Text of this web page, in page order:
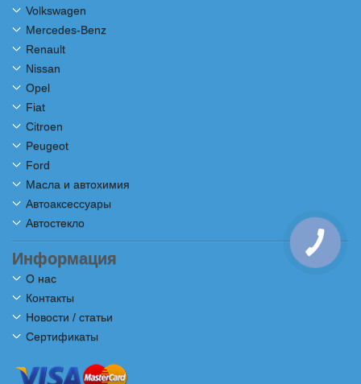
Volkswagen
Mercedes-Benz
Renault
Nissan
Opel
Fiat
Citroen
Peugeot
Ford
Масла и автохимия
Автоаксессуары
Автостекло
Информация
О нас
Контакты
Новости / статьи
Сертификаты